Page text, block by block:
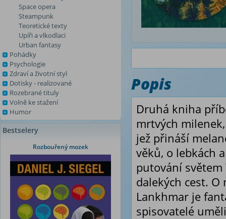
Space opera
Steampunk
Teoretické texty
Upíři a vlkodlaci
Urban fantasy
Pohádky
Psychologie
Zdraví a životní styl
Dotisky - realizované
Rozebrané tituly
Volně ke stažení
Humor
Bestselery
Rozbouřený mozek
Popis
Druhá kniha
mrtvých
jež přináší
věků, o lebkách
putování
dalekých cest.
Lankhmar je
spisovatelé